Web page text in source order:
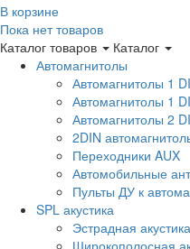
В корзине
Пока нет товаров
Каталог товаров
Каталог
Автомагнитолы
Автомагнитолы 1
Автомагнитолы 1
Автомагнитолы 2
2DIN
Переходники AUX
Автомобильные
Пульты ДУ к
SPL акустика
Эстрадная акустика
Широкополосная